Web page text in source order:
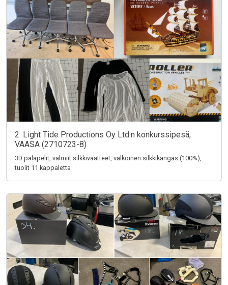
2. Light Tide Productions Oy Ltd:n konkurssipesä,
VAASA (2710723-8)
3D palapelit, valmiit silkkivaatteet, valkoinen silkkikangas (100%),
tuolit 11 kappaletta